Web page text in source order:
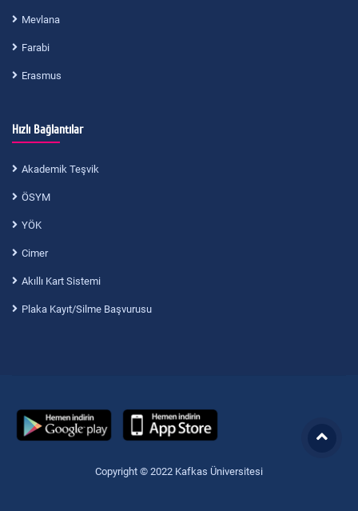
Mevlana
Farabi
Erasmus
Hızlı Bağlantılar
Akademik Teşvik
ÖSYM
YÖK
Cimer
Akıllı Kart Sistemi
Plaka Kayıt/Silme Başvurusu
Copyright © 2022 Kafkas Üniversitesi